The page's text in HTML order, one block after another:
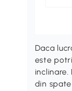
Daca
este
din